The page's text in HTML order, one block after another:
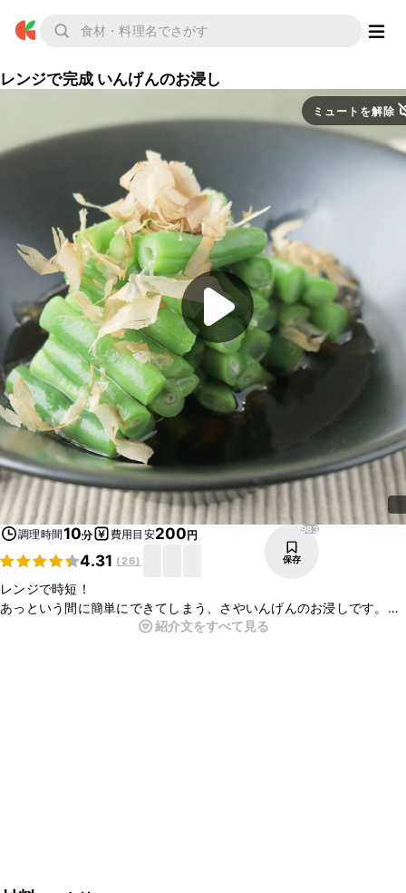
レンジで完成 いんげんのお浸し
ミュートを解除
調理時間10分 費用目安200円
4.31 (26)
983
保存
レンジで時短！
あっという間に簡単にできてしまう、さやいんげんのお浸しです。
鍋で茹でるやり方よりも短い時間ででき、洗い物も少なく済みます。
紹介文をすべて見る